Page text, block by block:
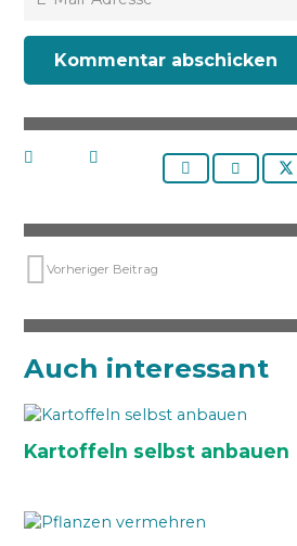
Kommentar abschicken
Vorheriger Beitrag
Auch interessant
Kartoffeln selbst anbauen